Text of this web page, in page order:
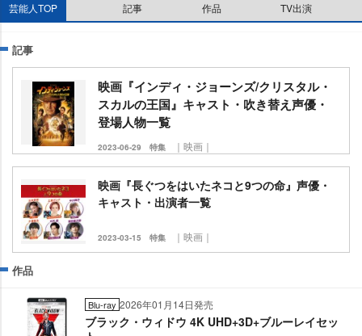
芸能人TOP 記事 作品 TV出演
記事
映画『インディ・ジョーンズ/クリスタル・
スカルの王国』キャスト・吹き替え声優・
登場人物一覧
2023-06-29 特集 ｜映画｜
映画『長ぐつをはいたネコと9つの命』声優・
キャスト・出演者一覧
2023-03-15 特集 ｜映画｜
作品
Blu-ray 2026年01月14日発売
ブラック・ウィドウ 4K UHD+3D+ブルーレイセッ